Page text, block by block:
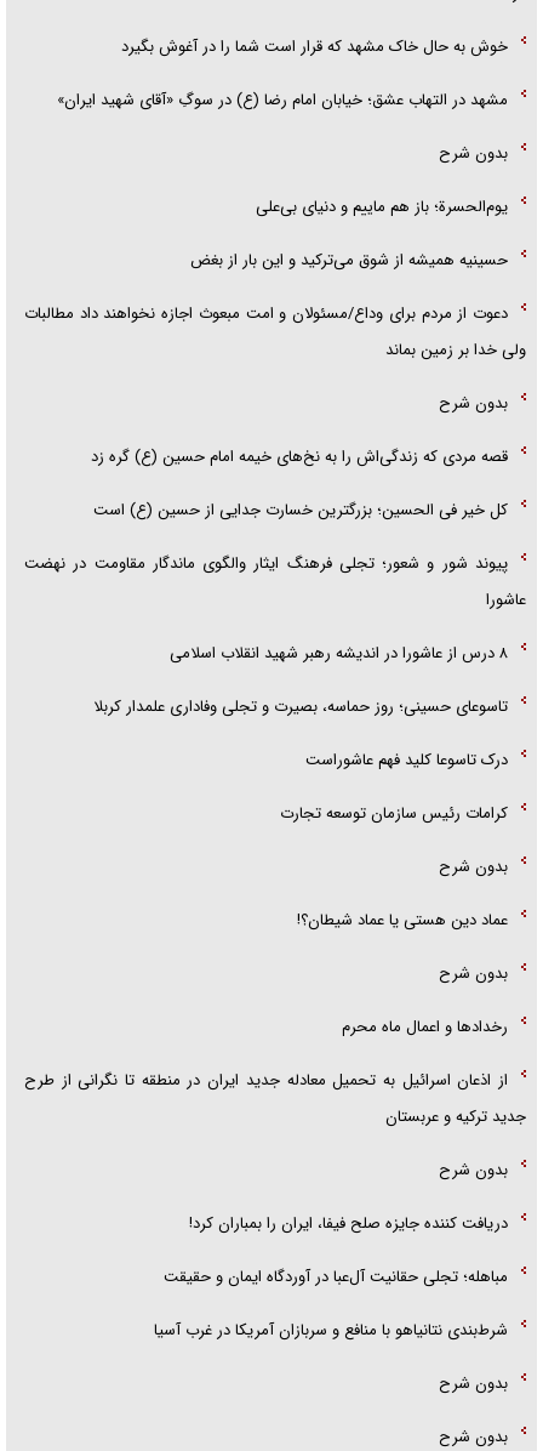
خوش به حال خاک مشهد که قرار است شما را در آغوش بگیرد
مشهد در التهاب عشق؛ خیابان امام رضا (ع) در سوگِ «آقای شهید ایران»
بدون شرح
یوم‌الحسرة؛ باز هم ماییم و دنیای بی‌علی
حسینیه همیشه از شوق می‌ترکید و این بار از بغض
دعوت از مردم برای وداع/مسئولان و امت مبعوث اجازه نخواهند داد مطالبات
ولی خدا بر زمین بماند
بدون شرح
قصه مردی که زندگی‌اش را به نخ‌های خیمه امام حسین (ع) گره زد
کل خیر فی الحسین؛ بزرگترین خسارت جدایی از حسین (ع) است
پیوند شور و شعور؛ تجلی فرهنگ ایثار والگوی ماندگار مقاومت در نهضت
عاشورا
۸ درس از عاشورا در اندیشه رهبر شهید انقلاب اسلامی
تاسوعای حسینی؛ روز حماسه، بصیرت و تجلی وفاداری علمدار کربلا
درک تاسوعا کلید فهم عاشوراست
کرامات رئیس سازمان توسعه تجارت
بدون شرح
عماد دین هستی یا عماد شیطان؟!
بدون شرح
رخداد‌ها و اعمال ماه محرم
از اذعان اسرائیل به تحمیل معادله جدید ایران در منطقه تا نگرانی از طرح
جدید ترکیه و عربستان
بدون شرح
دریافت کننده جایزه صلح فیفا، ایران را بمباران کرد!
مباهله؛ تجلی حقانیت آل‌عبا در آوردگاه ایمان و حقیقت
شرط‌بندی نتانیاهو با منافع و سربازان آمریکا در غرب آسیا
بدون شرح
بدون شرح